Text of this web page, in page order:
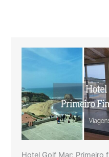
Hotel Golf Mar: Primeiro